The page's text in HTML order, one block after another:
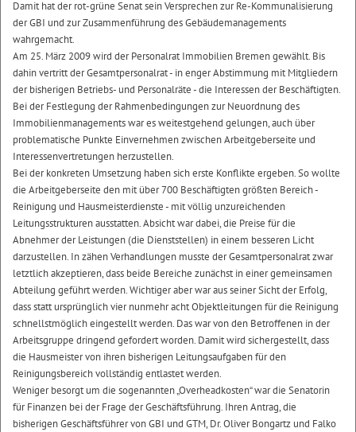
Damit hat der rot-grüne Senat sein Versprechen zur Re-Kommunalisierung
der GBI und zur Zusammenführung des Gebäudemanagements
wahrgemacht.
Am 25. März 2009 wird der Personalrat Immobilien Bremen gewählt. Bis
dahin vertritt der Gesamtpersonalrat - in enger Abstimmung mit Mitgliedern
der bisherigen Betriebs- und Personalräte - die Interessen der Beschäftigten.
Bei der Festlegung der Rahmenbedingungen zur Neuordnung des
Immobilienmanagements war es weitestgehend gelungen, auch über
problematische Punkte Einvernehmen zwischen Arbeitgeberseite und
Interessenvertretungen herzustellen.
Bei der konkreten Umsetzung haben sich erste Konflikte ergeben. So wollte
die Arbeitgeberseite den mit über 700 Beschäftigten größten Bereich -
Reinigung und Hausmeisterdienste - mit völlig unzureichenden
Leitungsstrukturen ausstatten. Absicht war dabei, die Preise für die
Abnehmer der Leistungen (die Dienststellen) in einem besseren Licht
darzustellen. In zähen Verhandlungen musste der Gesamtpersonalrat zwar
letztlich akzeptieren, dass beide Bereiche zunächst in einer gemeinsamen
Abteilung geführt werden. Wichtiger aber war aus seiner Sicht der Erfolg,
dass statt ursprünglich vier nunmehr acht Objektleitungen für die Reinigung
schnellstmöglich eingestellt werden. Das war von den Betroffenen in der
Arbeitsgruppe dringend gefordert worden. Damit wird sichergestellt, dass
die Hausmeister von ihren bisherigen Leitungsaufgaben für den
Reinigungsbereich vollständig entlastet werden.
Weniger besorgt um die sogenannten „Overheadkosten“ war die Senatorin
für Finanzen bei der Frage der Geschäftsführung. Ihren Antrag, die
bisherigen Geschäftsführer von GBI und GTM, Dr. Oliver Bongartz und Falko